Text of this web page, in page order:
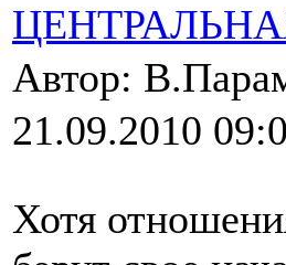
Автор:
21.09.2010
Хотя